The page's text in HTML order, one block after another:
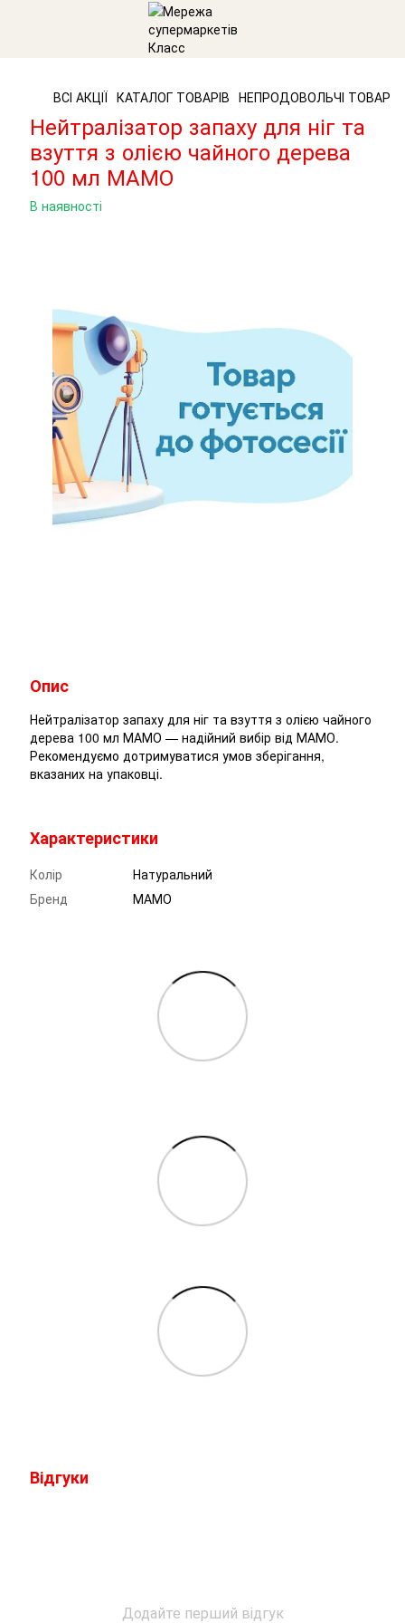
ВСІ АКЦІЇ КАТАЛОГ ТОВАРІВ НЕПРОДОВОЛЬЧІ ТОВАРИ
Нейтралізатор запаху для ніг та
взуття з олією чайного дерева
100 мл МАМО
В наявності
Опис
Нейтралізатор запаху для ніг та взуття з олією чайного
дерева 100 мл МАМО — надійний вибір від МАМО.
Рекомендуємо дотримуватися умов зберігання,
вказаних на упаковці.
Характеристики
Колір
Натуральний
Бренд
МАМО
Відгуки
Додайте перший відгук